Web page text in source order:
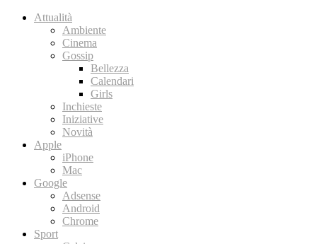
Attualità
Ambiente
Cinema
Gossip
Bellezza
Calendari
Girls
Inchieste
Iniziative
Novità
Apple
iPhone
Mac
Google
Adsense
Android
Chrome
Sport